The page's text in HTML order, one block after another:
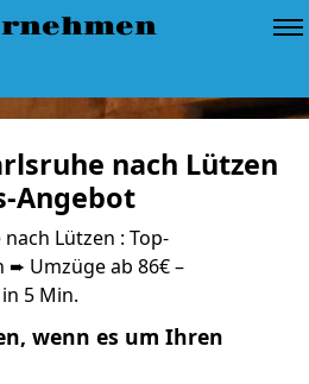
nach Lützen
Angebot
Lützen : Top-
Umzüge ab 86€ –
5 Min.
wenn es um Ihren